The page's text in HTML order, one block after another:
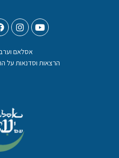
אסלאם
הרצאות וסדנאות על